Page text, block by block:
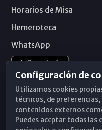
Horarios de Misa
Hemeroteca
WhatsApp
Configuración de
Utilizamos cookies
técnicos, de
contenidos externos
Puedes aceptar todas las